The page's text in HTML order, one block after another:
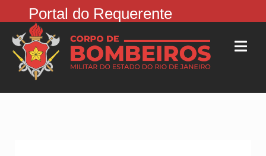
Portal do Requerente